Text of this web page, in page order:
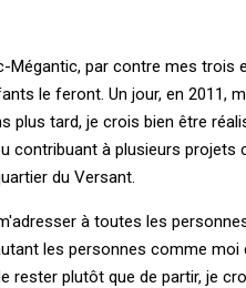
Mégantic, par contre mes trois
le feront. Un jour, en 2011,
plus tard, je crois bien être
contribuant à plusieurs
du Versant.
à toutes les
les personnes comme
rester plutôt que de partir, je